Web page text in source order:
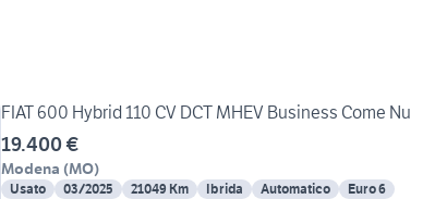
FIAT 600 Hybrid 110 CV DCT MHEV Business Come Nu
19.400 €
Modena (MO)
Usato 03/2025 21049 Km Ibrida Automatico Euro 6